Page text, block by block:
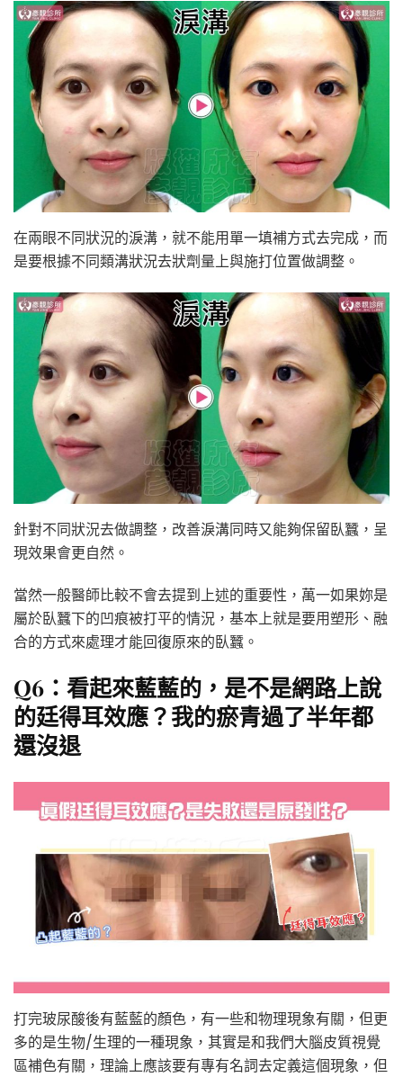
在兩眼不同狀況的淚溝，就不能用單一填補方式去完成，而
是要根據不同類溝狀況去狀劑量上與施打位置做調整。
針對不同狀況去做調整，改善淚溝同時又能夠保留臥蠶，呈
現效果會更自然。
當然一般醫師比較不會去提到上述的重要性，萬一如果妳是
屬於臥蠶下的凹痕被打平的情況，基本上就是要用塑形、融
合的方式來處理才能回復原來的臥蠶。
Q6：看起來藍藍的，是不是網路上說
的廷得耳效應？我的瘀青過了半年都
還沒退
打完玻尿酸後有藍藍的顏色，有一些和物理現象有關，但更
多的是生物/生理的一種現象，其實是和我們大腦皮質視覺
區補色有關，理論上應該要有專有名詞去定義這個現象，但